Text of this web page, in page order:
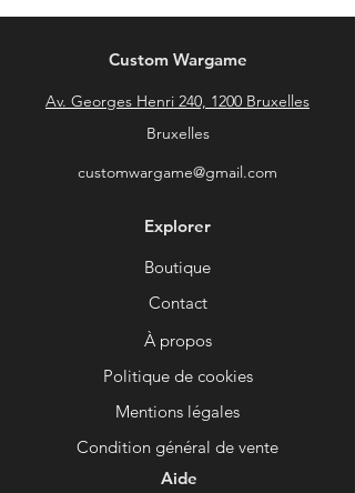
Custom Wargame
Av. Georges Henri 240, 1200 Bruxelles
Bruxelles
customwargame@gmail.com
Explorer
Boutique
Contact
À propos
Politique de cookies
Mentions légales
Condition général de vente
Aide